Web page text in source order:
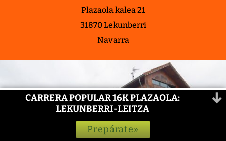
Plazaola kalea 21
31870 Lekunberri
Navarra
CARRERA POPULAR 16K PLAZAOLA:
LEKUNBERRI-LEITZA
Prepárate»